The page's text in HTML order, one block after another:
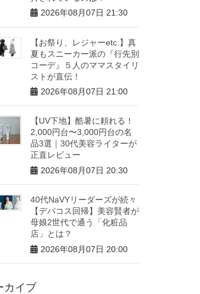
2026年08月07日 21:30
【お祭り、レジャーetc.】真
夏もスニーカー派の『行先別
コーデ』５人のママスタイリ
ストが直伝！
2026年08月07日 21:00
【UV下地】酷暑に頼れる！
2,000円台〜3,000円台の名
品3選｜30代美容ライターが
正直レビュー
2026年08月07日 20:30
40代NaVYリーダーズが続々
【デパコス回帰】美容賢者が
母娘2世代で通う「化粧品
店」とは？
2026年08月07日 20:00
カイブ